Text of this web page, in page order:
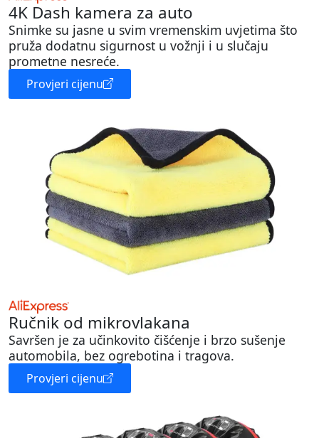
4K Dash kamera za auto
Snimke su jasne u svim vremenskim uvjetima što
pruža dodatnu sigurnost u vožnji i u slučaju
prometne nesreće.
Provjeri cijenu
Ručnik od mikrovlakana
Savršen je za učinkovito čišćenje i brzo sušenje
automobila, bez ogrebotina i tragova.
Provjeri cijenu